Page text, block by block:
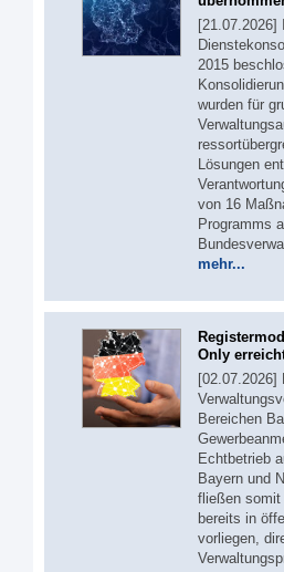
[21.07.2026]
2015
wurden für
Lösungen
von 16
Programms
mehr...
Only
[02.07.2026]
Bereichen
Echtbetrieb
Bayern und
fließen somit
bereits in
vorliegen,